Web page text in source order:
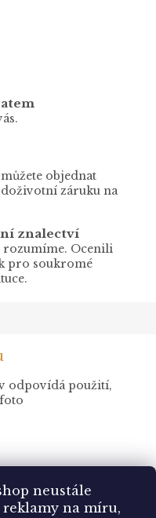
neustále
reklamy na míru,
objednat
záruku na
znalectví
rozumíme. Ocenili
pro soukromé
odpovídá použití,